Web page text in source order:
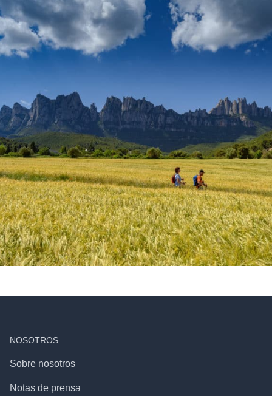
NOSOTROS
Sobre nosotros
Notas de prensa